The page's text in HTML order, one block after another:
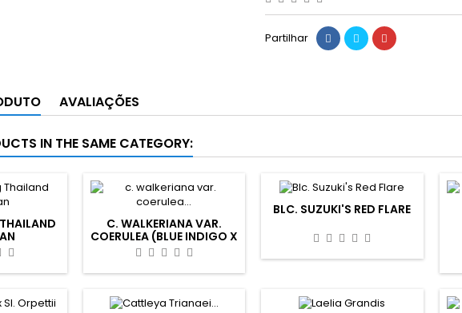
Partilhar
AVALIAÇÕES
IN THE SAME CATEGORY:
C. WALKERIANA VAR.
COERULEA (BLUE INDIGO X
FERNANDO DO
BLC. SUZUKI'S RED FLARE